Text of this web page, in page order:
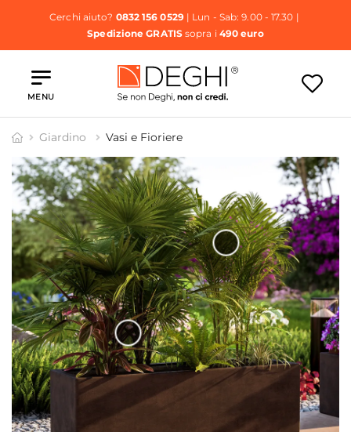
Cerchi aiuto? 0832 156 0529| Lun - Sab: 9.00 - 17.30 |
Spedizione GRATISsopra i 490 euro
MENU
Giardino Vasi e Fioriere